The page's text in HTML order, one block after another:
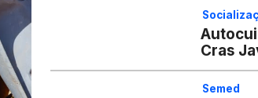
Cras
Semed